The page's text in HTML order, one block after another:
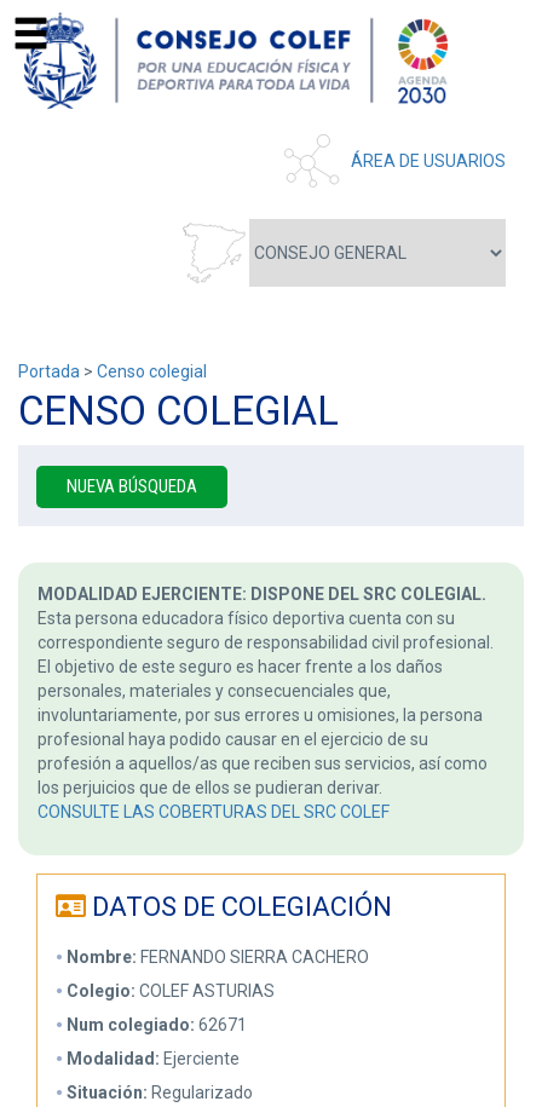
ÁREA DE USUARIOS
Portada > Censo colegial
CENSO COLEGIAL
NUEVA BÚSQUEDA
MODALIDAD EJERCIENTE: DISPONE DEL SRC COLEGIAL.
Esta persona educadora físico deportiva cuenta con su
correspondiente seguro de responsabilidad civil profesional.
El objetivo de este seguro es hacer frente a los daños
personales, materiales y consecuenciales que,
involuntariamente, por sus errores u omisiones, la persona
profesional haya podido causar en el ejercicio de su
profesión a aquellos/as que reciben sus servicios, así como
los perjuicios que de ellos se pudieran derivar.
CONSULTE LAS COBERTURAS DEL SRC COLEF
DATOS DE COLEGIACIÓN
Nombre: FERNANDO SIERRA CACHERO
Colegio: COLEF ASTURIAS
Num colegiado: 62671
Modalidad: Ejerciente
Situación: Regularizado